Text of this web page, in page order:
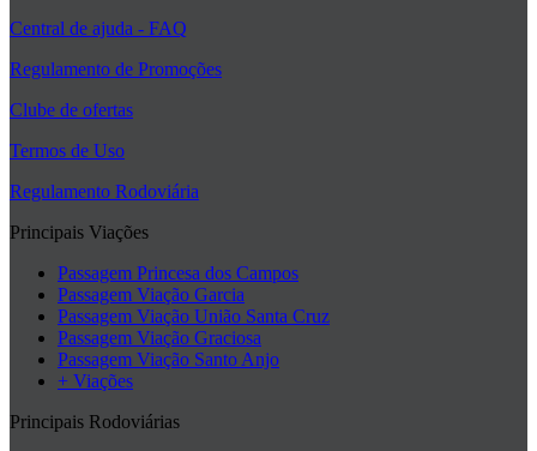
Central de ajuda - FAQ
Regulamento de Promoções
Clube de ofertas
Termos de Uso
Regulamento Rodoviária
Principais Viações
Passagem Princesa dos Campos
Passagem Viação Garcia
Passagem Viação União Santa Cruz
Passagem Viação Graciosa
Passagem Viação Santo Anjo
+ Viações
Principais Rodoviárias